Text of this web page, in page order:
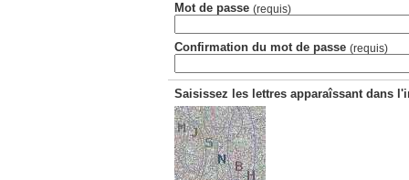
Mot de passe (requis)
Confirmation du mot de passe (requis)
Saisissez les lettres apparaîssant dans